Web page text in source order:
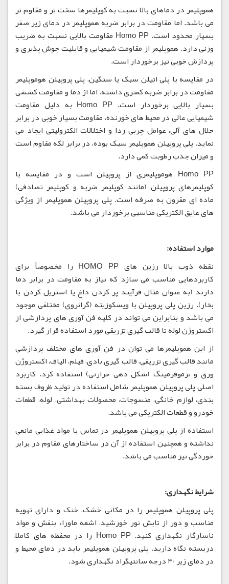
هموپلیمر در دماهای بالا نسبت به کوپلیمرها سخت تر و مقاوم تر
می باشد. اما مقاومت در برابر ضربه هموپلیمر در دمای زیر صفر
بسیار محدود است. Homo PP مقاومت بالایی نسبت به ضریب
وزنی دارد. هموپلیمر از مقاومت شیمیایی و قابلیت جوش پذیری و
پردازش خوبی نیز برخوردار است.
در مقایسه با پلی اتیلن سبک یا سنگین، پلی پروپیلن هوموپلیمر
مقاومت در برابر ضربه کمتری داشته، اما از دما و مقاومت کششی
بسیار بالایی برخوردار است. Homo PP به دلیل مقاومت
شیمیایی عالی در محیط های خورنده، مقاومت بسیار خوبی در برابر
حلال های آلی، عوامل چربی زدا و اختلالات الکترولیتی ایجاد می
نماید. پلی پروپیلن هموپلیمر سبک بوده، در برابر لکه مقاوم است
و میزان جذب رطوبت کمی دارد.
Homo PP هوموپلیمری از پروپیلن است و در مقایسه با
کوپلیمرهای پروپیلن (مانند کوپلیمر ضربه و کوپلیمر تصادفی)
ماده ای مقرون به صرفه است. پلی پروپیلن هموپلیمر از ویژگی
های عایق الکتریکی مناسبی برخوردار می باشد.
موارد استفاده:
نقطه ذوب بالا رزین های HOMO PP را مخصوصاً برای
کاربردهایی مناسب می سازد که نیاز به مقاومت در برابر دما
دارند (به عنوان مثال فرآیند پر کردن داغ یا استریل کردن با
بخار). رزین پلی پروپیلن با ویسکوزیته (گرانروی) مختلفی موجود
می باشد و بنابراین می تواند در کلیه فن آوری های پردازشی از
اکستروژن لوله تا قالب گیری تزریقی مورد استفاده قرار گیرد.
از این هموپلیمرها می توان در فن آوری های مختلف پردازشی
مانند قالب گیری تزریقی، قالب گیری بادی، فیلم، الیاف، اکستروژن
ورق و ترموفرمینگ (شکل دهی حرارتی) استفاده کرد. کاربرد
اصلی پلی پروپیلن هموپلیمر شامل استفاده در تولید ظروف بسته
بندی، لوازم خانگی، منسوجات، محصولات بهداشتی، لوله، قطعات
خودرو و قطعات الکتریکی می باشد.
استفاده از پلی پروپیلن هموپلیمر در تماس با مواد غذایی مانعی
نداشته و همچنین استفاده از آن در ساختارهای مقاوم در برابر
خوردگی نیز مناسب می باشد.
شرایط نگهداری:
پلی پروپیلن هموپلیمر را در مکانی خشک، خنک و دارای تهویه
مناسب و دور از تابش نور خورشید، اشعه ماوراء بنفش و مواد
ناسازگار نگهداری کنید. Homo PP را در محفظه های کاملاً
دربسته نگاه دارید. پلی پروپیلن هموپلیمر باید در دمای محیط و
در دمای زیر 40 درجه سانتیگراد نگهداری شود.